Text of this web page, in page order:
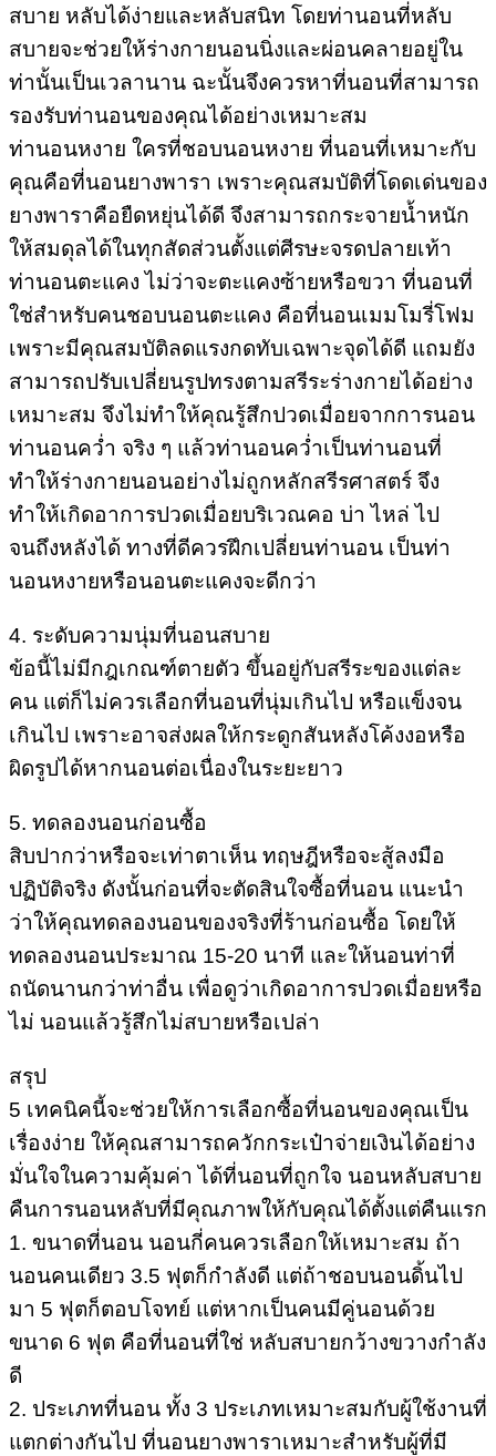
สบาย หลับได้ง่ายและหลับสนิท โดยท่านอนที่หลับ
สบายจะช่วยให้ร่างกายนอนนิ่งและผ่อนคลายอยู่ใน
ท่านั้นเป็นเวลานาน ฉะนั้นจึงควรหาที่นอนที่สามารถ
รองรับท่านอนของคุณได้อย่างเหมาะสม
ท่านอนหงาย ใครที่ชอบนอนหงาย ที่นอนที่เหมาะกับ
คุณคือที่นอนยางพารา เพราะคุณสมบัติที่โดดเด่นของ
ยางพาราคือยืดหยุ่นได้ดี จึงสามารถกระจายน้ำหนัก
ให้สมดุลได้ในทุกสัดส่วนตั้งแต่ศีรษะจรดปลายเท้า
ท่านอนตะแคง ไม่ว่าจะตะแคงซ้ายหรือขวา ที่นอนที่
ใช่สำหรับคนชอบนอนตะแคง คือที่นอนเมมโมรี่โฟม
เพราะมีคุณสมบัติลดแรงกดทับเฉพาะจุดได้ดี แถมยัง
สามารถปรับเปลี่ยนรูปทรงตามสรีระร่างกายได้อย่าง
เหมาะสม จึงไม่ทำให้คุณรู้สึกปวดเมื่อยจากการนอน
ท่านอนคว่ำ จริง ๆ แล้วท่านอนคว่ำเป็นท่านอนที่
ทำให้ร่างกายนอนอย่างไม่ถูกหลักสรีรศาสตร์ จึง
ทำให้เกิดอาการปวดเมื่อยบริเวณคอ บ่า ไหล่ ไป
จนถึงหลังได้ ทางที่ดีควรฝึกเปลี่ยนท่านอน เป็นท่า
นอนหงายหรือนอนตะแคงจะดีกว่า
4. ระดับความนุ่มที่นอนสบาย
ข้อนี้ไม่มีกฎเกณฑ์ตายตัว ขึ้นอยู่กับสรีระของแต่ละ
คน แต่ก็ไม่ควรเลือกที่นอนที่นุ่มเกินไป หรือแข็งจน
เกินไป เพราะอาจส่งผลให้กระดูกสันหลังโค้งงอหรือ
ผิดรูปได้หากนอนต่อเนื่องในระยะยาว
5. ทดลองนอนก่อนซื้อ
สิบปากว่าหรือจะเท่าตาเห็น ทฤษฎีหรือจะสู้ลงมือ
ปฏิบัติจริง ดังนั้นก่อนที่จะตัดสินใจซื้อที่นอน แนะนำ
ว่าให้คุณทดลองนอนของจริงที่ร้านก่อนซื้อ โดยให้
ทดลองนอนประมาณ 15-20 นาที และให้นอนท่าที่
ถนัดนานกว่าท่าอื่น เพื่อดูว่าเกิดอาการปวดเมื่อยหรือ
ไม่ นอนแล้วรู้สึกไม่สบายหรือเปล่า
สรุป
5 เทคนิคนี้จะช่วยให้การเลือกซื้อที่นอนของคุณเป็น
เรื่องง่าย ให้คุณสามารถควักกระเป๋าจ่ายเงินได้อย่าง
มั่นใจในความคุ้มค่า ได้ที่นอนที่ถูกใจ นอนหลับสบาย
คืนการนอนหลับที่มีคุณภาพให้กับคุณได้ตั้งแต่คืนแรก
1. ขนาดที่นอน นอนกี่คนควรเลือกให้เหมาะสม ถ้า
นอนคนเดียว 3.5 ฟุตก็กำลังดี แต่ถ้าชอบนอนดิ้นไป
มา 5 ฟุตก็ตอบโจทย์ แต่หากเป็นคนมีคู่นอนด้วย
ขนาด 6 ฟุต คือที่นอนที่ใช่ หลับสบายกว้างขวางกำลัง
ดี
2. ประเภทที่นอน ทั้ง 3 ประเภทเหมาะสมกับผู้ใช้งานที่
แตกต่างกันไป ที่นอนยางพาราเหมาะสำหรับผู้ที่มี